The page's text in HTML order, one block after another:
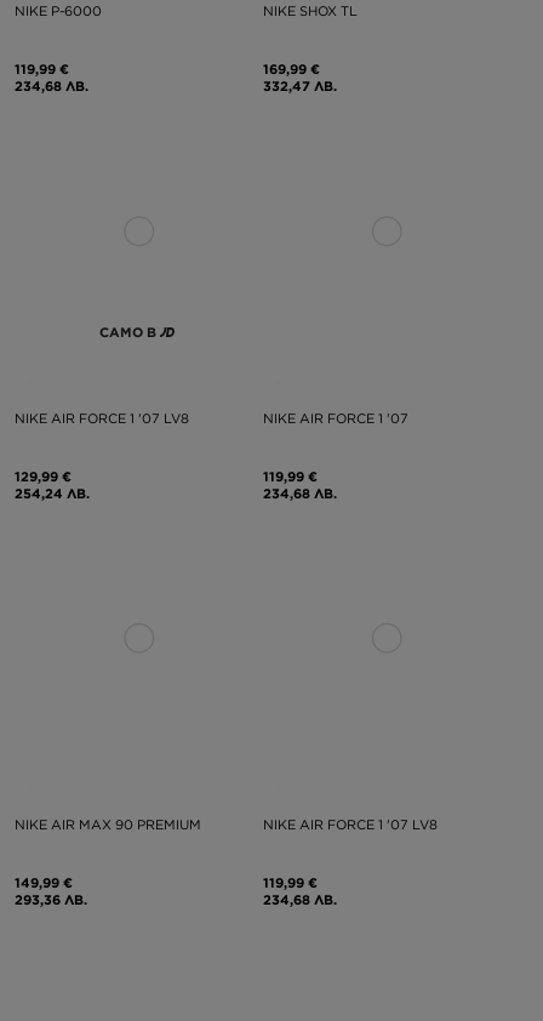
NIKE P-6000
119,99 €
234,68 ЛВ.
NIKE SHOX TL
169,99 €
332,47 ЛВ.
САМО В
NIKE AIR FORCE 1 '07 LV8
129,99 €
254,24 ЛВ.
NIKE AIR FORCE 1 '07
119,99 €
234,68 ЛВ.
NIKE AIR MAX 90 PREMIUM
149,99 €
293,36 ЛВ.
NIKE AIR FORCE 1 '07 LV8
119,99 €
234,68 ЛВ.